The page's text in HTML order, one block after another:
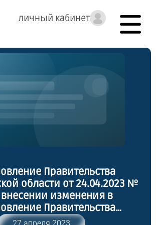
личный кабинет
Правительства
области от 24.04.2023 №
изменения в
Правительства
области от 24 марта 2022
27 апреля 2023